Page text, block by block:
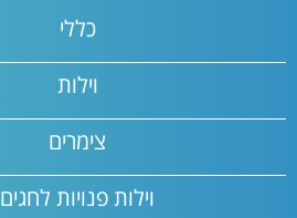
כללי
וילות
צימרים
וילות פנויות לחגים